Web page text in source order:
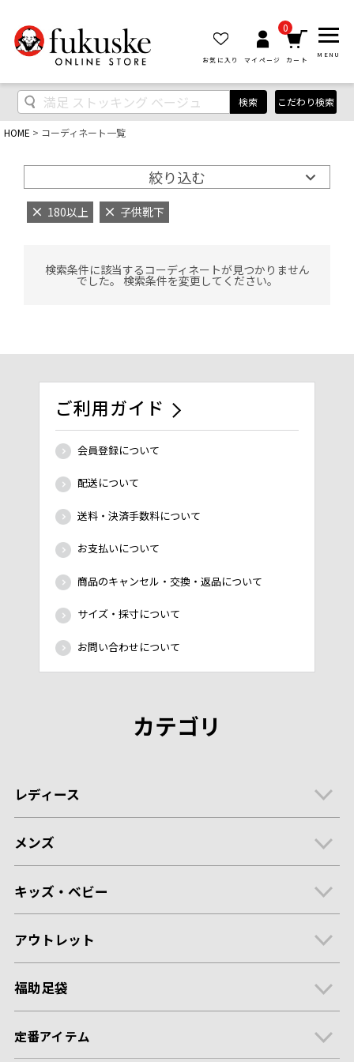
お気に入り マイページ
0
カート
MENU
検索 こだわり検索
HOME コーディネート一覧
絞り込む
180以上 子供靴下
検索条件に該当するコーディネートが見つかりません
でした。 検索条件を変更してください。
ご利用ガイド
会員登録について
配送について
送料・決済手数料について
お支払いについて
商品のキャンセル・交換・返品について
サイズ・採寸について
お問い合わせについて
カテゴリ
レディース
メンズ
キッズ・ベビー
アウトレット
福助足袋
定番アイテム